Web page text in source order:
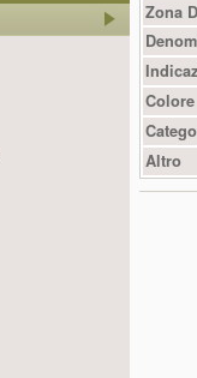
Zona
Colore
Altro